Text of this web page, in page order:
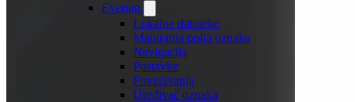
Evertag
Lokalne datoteke
Mapiranja polja oznaka
Navigacija
Postavke
Povezivanja
Uređivač oznaka